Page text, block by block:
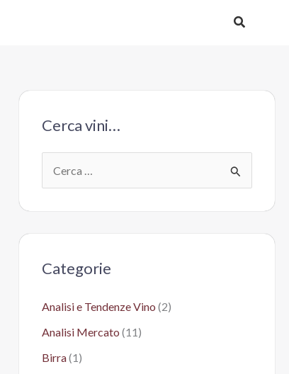
Cerca
Cerca vini…
e
:Categorie
Analisi e Tendenze Vino (2)
Analisi Mercato (11)
Birra(1)